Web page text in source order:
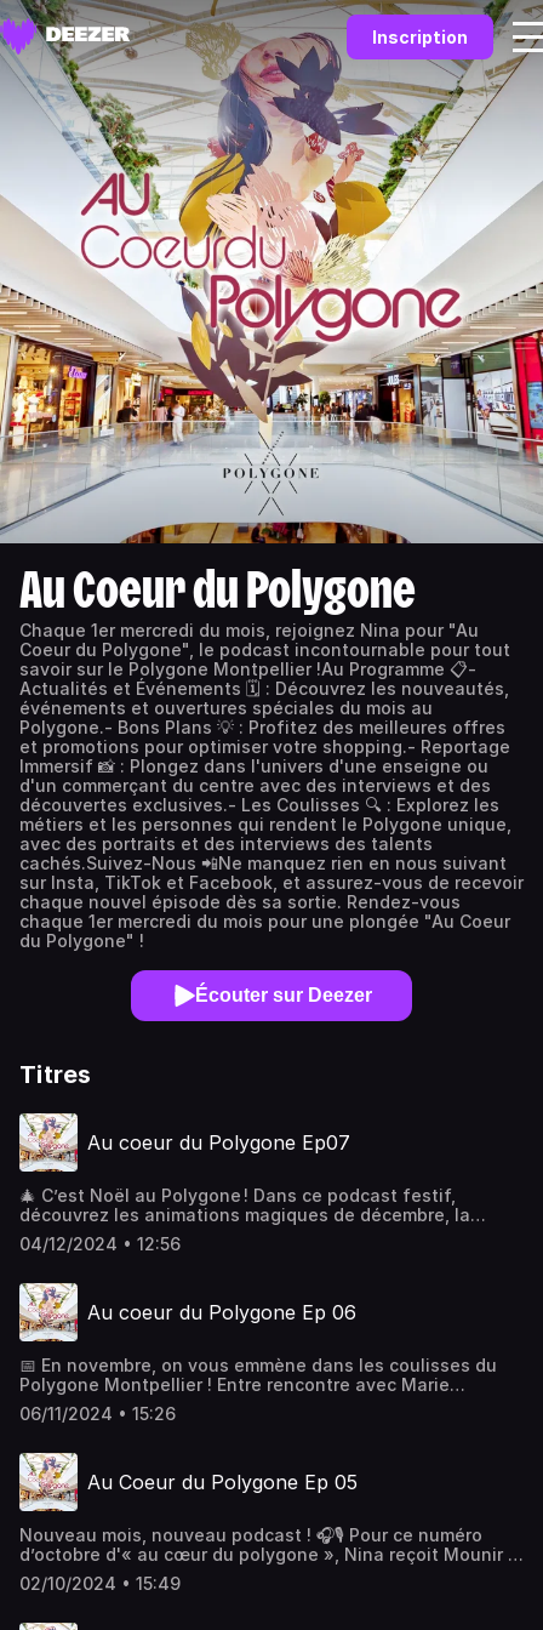
Inscription
Au Coeur du Polygone
Chaque 1er mercredi du mois, rejoignez Nina pour "Au
Coeur du Polygone", le podcast incontournable pour tout
savoir sur le Polygone Montpellier !Au Programme 📋-
Actualités et Événements 🗓️ : Découvrez les nouveautés,
événements et ouvertures spéciales du mois au
Polygone.- Bons Plans 💡 : Profitez des meilleures offres
et promotions pour optimiser votre shopping.- Reportage
Immersif 📸 : Plongez dans l'univers d'une enseigne ou
d'un commerçant du centre avec des interviews et des
découvertes exclusives.- Les Coulisses 🔍 : Explorez les
métiers et les personnes qui rendent le Polygone unique,
avec des portraits et des interviews des talents
cachés.Suivez-Nous 📲Ne manquez rien en nous suivant
sur Insta, TikTok et Facebook, et assurez-vous de recevoir
chaque nouvel épisode dès sa sortie. Rendez-vous
chaque 1er mercredi du mois pour une plongée "Au Coeur
du Polygone" !
Écouter sur Deezer
Titres
Au coeur du Polygone Ep07
🎄 C’est Noël au Polygone ! Dans ce podcast festif,
découvrez les animations magiques de décembre, la
boutique Optic 2000 avec Jade, opticienne passionnée,
et une interview exclusive du Père Noël. Parades,
Ne manquez pas notre agenda complet et le marché de
Noël pour des idées cadeaux uniques. 🎅✨
04/12/2024 • 12:56
Au coeur du Polygone Ep 06
📅 En novembre, on vous emmène dans les coulisses du
Polygone Montpellier ! Entre rencontre avec Marie
l'ambassadrice d’@AromaZone_off, (l'insta de Marie Bright
@https://www.instagram.com/marie_bright_) ,ateliers
manquer ! 🎄✨ Alors prêts à profiter des bons plans ? 🎉
#PolygoneMontpellier #MontpellierLife #BlackFriday
#ChristmasVibes #Podcast #Events
06/11/2024 • 15:26
Au Coeur du Polygone Ep 05
Nouveau mois, nouveau podcast ! 🎧🎙️ Pour ce numéro
d’octobre d'« au cœur du polygone », Nina reçoit Mounir El
Atmani, responsable des boutiques IKKS, pour parler des
tendances mode à Montpellier. On part aussi dans les
02/10/2024 • 15:49